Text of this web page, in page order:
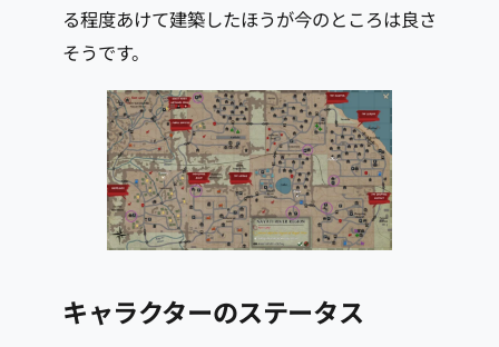
る程度あけて建築したほうが今のところは良さ
そうです。
キャラクターのステータス